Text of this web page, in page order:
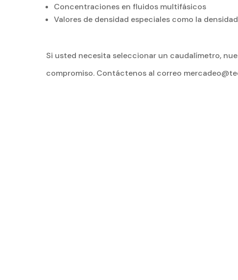
Concentraciones en fluidos multifásicos
Valores de densidad especiales como la densidad
Si usted necesita seleccionar un caudalímetro,
compromiso. Contáctenos al correo